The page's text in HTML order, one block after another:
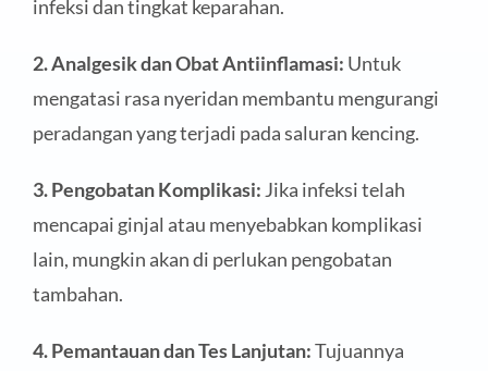
infeksi dan tingkat keparahan.
2. Analgesik dan Obat Antiinflamasi: Untuk
mengatasi rasa nyeridan membantu mengurangi
peradangan yang terjadi pada saluran kencing.
3. Pengobatan Komplikasi: Jika infeksi telah
mencapai ginjal atau menyebabkan komplikasi
lain, mungkin akan di perlukan pengobatan
tambahan.
4. Pemantauan dan Tes Lanjutan:Tujuannya